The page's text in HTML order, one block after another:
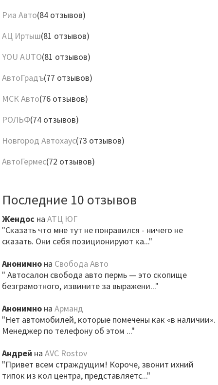
Риа Авто(84 отзывов)
АЦ Иртыш(81 отзывов)
YOU AUTO(81 отзывов)
АвтоГрадъ(77 отзывов)
МСК Авто(76 отзывов)
РОЛЬФ(74 отзывов)
Новгород Автохаус(73 отзывов)
АвтоГермес(72 отзывов)
Последние 10 отзывов
Жендос наАТЦ ЮГ
"Сказать что мне тут не понравился - ничего не
сказать. Они себя позиционируют ка..."
Анонимно на Свобода Авто
" Автосалон свобода авто пермь — это скопище
безграмотного, извините за выражени..."
Анонимно наАрманд
"Нет автомобилей, которые помечены как «в наличии».
Менеджер по телефону об этом ..."
Андрей наAVC Rostov
"Привет всем страждущим! Короче, звонит ихний
типок из кол центра, представляетс..."